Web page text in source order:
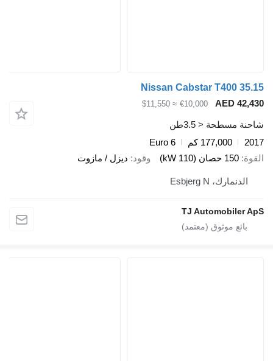
Nissan Cabstar T400
AED
€10,000
≈ $11,550
مسطحة < 3.5طن
177,000 كم
Euro 6
150 حصان (110 kW) وقود ديزل / مازوت
الدنمارك، Esbjerg N
TJ Automobiler